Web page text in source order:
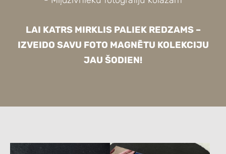
LAI KATRS MIRKLIS PALIEK REDZAMS –
IZVEIDO SAVU FOTO MAGNĒTU KOLEKCIJU
JAU ŠODIEN!